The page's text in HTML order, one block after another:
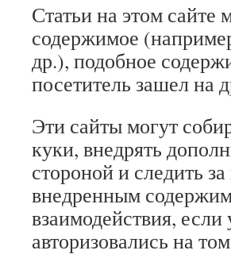
Статьи на этом сайте
содержимое
др.), подобное
посетитель зашел на
Эти сайты могут
куки, внедрять
стороной и следить
внедренным
взаимодействия, если
авторизовались на